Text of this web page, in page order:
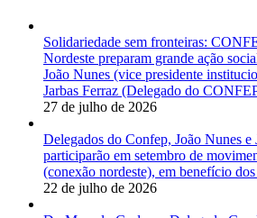
Solidariedade sem fronteiras:
Nordeste preparam grande ação
João Nunes (vice presidente
Jarbas Ferraz (Delegado do
27 de julho de 2026
Delegados do Confep, João Nunes e
participarão em setembro de
(conexão nordeste), em benefício dos
22 de julho de 2026